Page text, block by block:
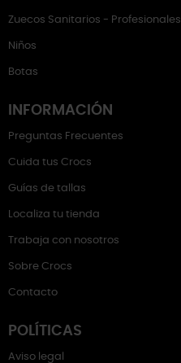
Zuecos Sanitarios - Profesionales
Niños
Botas
INFORMACIÓN
Preguntas Frecuentes
Cuida tus Crocs
Guías de tallas
Localiza tu tienda
Trabaja con nosotros
Sobre Crocs
Contacto
POLÍTICAS
Aviso legal